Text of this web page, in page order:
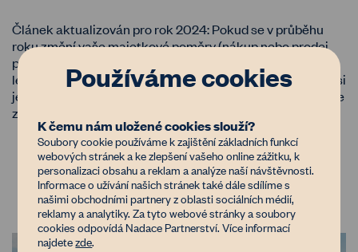
Článek aktualizován pro rok 2024: Pokud se v průběhu
roku změní vaše majetkové poměry (nákup nebo prodej
pozemku, změna druhu nebo výměry pozemku), musíte v
lednu příštího roku podat daňové přiznání. Není na škodu si
jednou za čas udělat revizi majetku a zjistit, jestli neplatíte
zbytečně moc.
Číst více
Používáme cookies
K čemu nám uložené cookies slouží?
Soubory cookie používáme k zajištění základních funkcí
webových stránek a ke zlepšení vašeho online zážitku, k
personalizaci obsahu a reklam a analýze naší návštěvnosti.
Informace o užívání našich stránek také dále sdílíme s
našimi obchodními partnery z oblasti sociálních médií,
reklamy a analytiky. Za tyto webové stránky a soubory
cookies odpovídá Nadace Partnerství. Více informací
najdetezde.